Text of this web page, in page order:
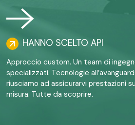
HANNO SCELTO API
Approccio custom. Un team di
specializzati. Tecnologie
riusciamo ad assicurarvi prestazioni
misura. Tutte da scoprire.